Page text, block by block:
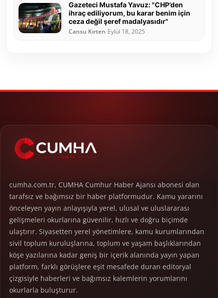
Gazeteci Mustafa Yavuz: "CHP’den
ihraç ediliyorum, bu karar benim için
ceza değil şeref madalyasıdır"
Cansu Kırten Eylül 18, 2025
cumha.com.tr, CUMHA Cumhur Haber Ajansı abonesi olan
tarafsız ve bağımsız bir haber platformudur. Kamu yararını
önceleyen yayın anlayışıyla yerel, ulusal ve uluslararası
gelişmeleri okurlarına güvenilir, hızlı ve doğru biçimde
ulaştırır. Siyasetten yerel yönetimlere, kamu kurumlarından
sivil toplum kuruluşlarına, toplum ve yaşam başlıklarından
köşe yazılarına kadar geniş bir içerik alanında yayın yapan
platform, farklı görüşlere eşit mesafede duran editoryal
çizgisiyle haberleri ve bağımsız kalemlerin yorumlarını
okurlarla buluşturur.